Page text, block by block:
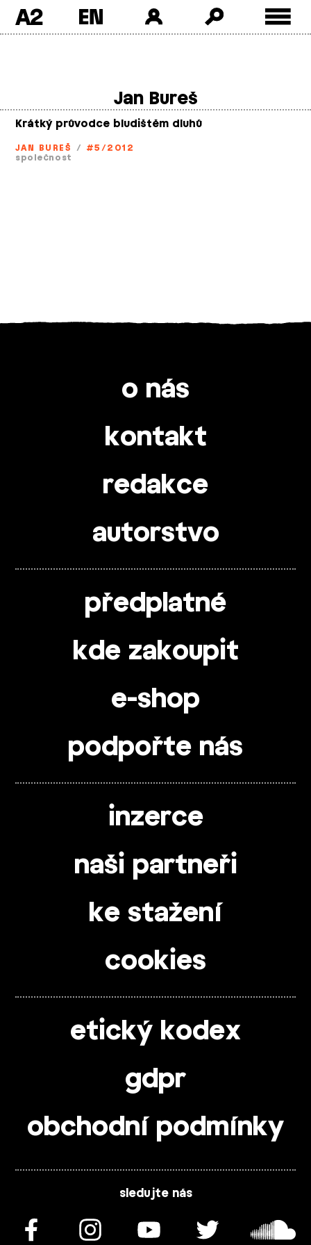
A2
Jan Bureš
Krátký průvodce bludištěm dluhů
JAN BUREŠ / #5/2012
společnost
o nás
kontakt
redakce
autorstvo
předplatné
kde zakoupit
e-shop
podpořte nás
inzerce
naši partneři
ke stažení
cookies
etický kodex
gdpr
obchodní podmínky
sledujte nás